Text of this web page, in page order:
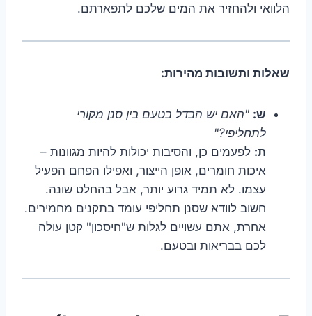
הלוואי ולהחזיר את המים שלכם לתפארתם.
שאלות ותשובות מהירות:
ש: "האם יש הבדל בטעם בין סנן מקורי
לתחליפי?"
ת: לפעמים כן, והסיבות יכולות להיות מגוונות –
איכות חומרים, אופן הייצור, ואפילו הפחם הפעיל
עצמו. לא תמיד גרוע יותר, אבל בהחלט שונה.
חשוב לוודא שסנן תחליפי עומד בתקנים מחמירים.
אחרת, אתם עשויים לגלות ש"חיסכון" קטן עולה
לכם בבריאות ובטעם.